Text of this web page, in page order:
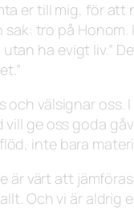
er till mig, för att
tro på Honom. I
ha evigt liv.”
välsignar oss. I
vill ge oss goda
inte bara
är värt att
Och vi är aldrig